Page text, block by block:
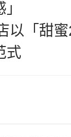
以「甜
式